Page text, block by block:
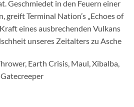
Geschmiedet in den Feuern einer
greift Terminal Nation’s „Echoes of
eines ausbrechenden Vulkans
unseres Zeitalters zu Asche
Earth Crisis, Maul, Xibalba,